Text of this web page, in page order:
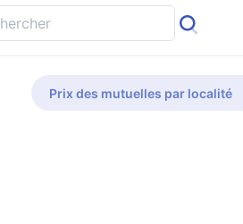
Prix des mutuelles par localité